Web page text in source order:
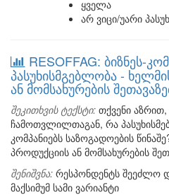
ყველა
არ ვიცი/უარი
RESOFFAG: ბიზნეს-
პასუხისმგებლობა -
ან მომსახურების
შეკითხვის ტექსტი: თქვენი
ჩამოთვლილთაგან, რა
კომპანიებს საზოგადოების
პროდუქციის ან მომსახურების
შენიშვნა: რესპონდენტს შეეძლო
მაქსიმუმ სამი ვარიანტი